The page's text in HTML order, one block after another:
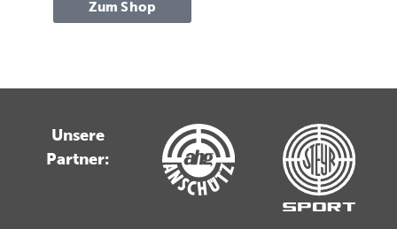
Zum Shop
Unsere
Partner: